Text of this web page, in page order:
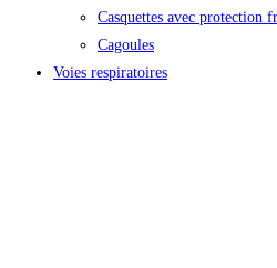
Casquettes avec protection
Cagoules
Voies respiratoires